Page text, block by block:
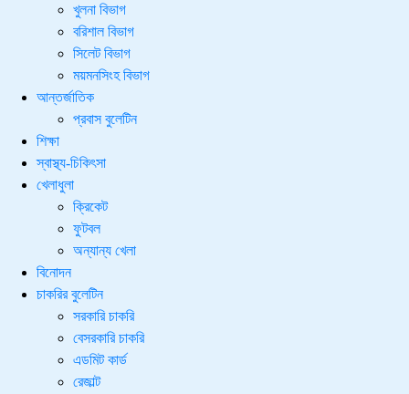
খুলনা বিভাগ
বরিশাল বিভাগ
সিলেট বিভাগ
ময়মনসিংহ বিভাগ
আন্তর্জাতিক
প্রবাস বুলেটিন
শিক্ষা
স্বাস্থ্য-চিকিৎসা
খেলাধুলা
ক্রিকেট
ফুটবল
অন্যান্য খেলা
বিনোদন
চাকরির বুলেটিন
সরকারি চাকরি
বেসরকারি চাকরি
এডমিট কার্ড
রেজাল্ট